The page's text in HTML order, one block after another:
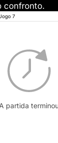
confronto.
7
A partida